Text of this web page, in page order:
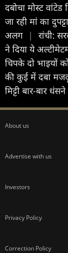
दबोचा मोस्ट वांटेड
जा रही मां का
अलग |
रांची:
ने दिया ये
चिपके दो भाइयों
की कुई में दबा
मिट्टी बार-बार
About us
Advertise with us
Investors
Privacy Policy
Correction Policy